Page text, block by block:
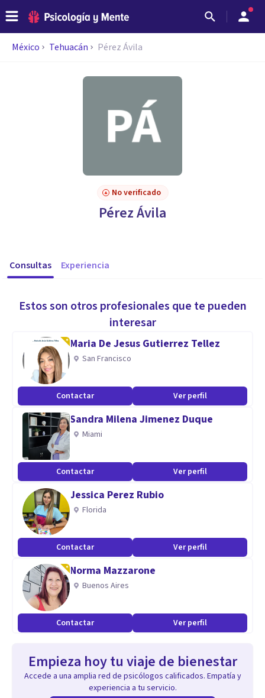
México Tehuacán Pérez Ávila
No verificado
Pérez Ávila
Consultas Experiencia
Estos son otros profesionales que te pueden
interesar
Maria De Jesus Gutierrez Tellez
San Francisco
Contactar Ver perfil
Sandra Milena Jimenez Duque
Miami
Contactar Ver perfil
Jessica Perez Rubio
Florida
Contactar Ver perfil
Norma Mazzarone
Buenos Aires
Contactar Ver perfil
Empieza hoy tu viaje de bienestar
Accede a una amplia red de psicólogos calificados. Empatía y
experiencia a tu servicio.